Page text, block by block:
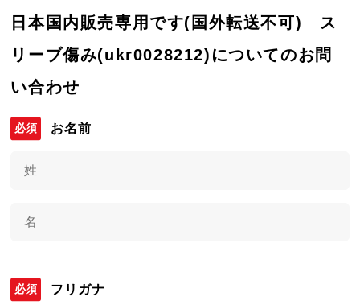
日本国内販売専用です(国外転送不可) ス
リーブ傷み(ukr0028212)についてのお問
い合わせ
お名前
フリガナ